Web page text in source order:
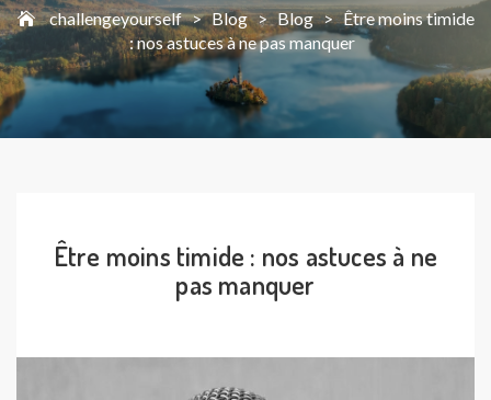
challengeyourself > Blog > Blog > Être moins timide
: nos astuces à ne pas manquer
Être moins timide : nos astuces à ne
pas manquer